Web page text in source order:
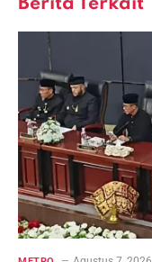
Berita Terkait